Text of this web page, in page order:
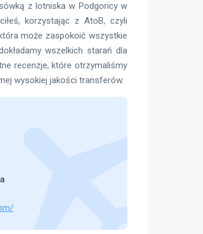
z lotniska w Podgoricy w
korzystając z AtoB, czyli
może zaspokoić wszystkie
wszelkich starań dla
recenzje, które otrzymaliśmy
wysokiej jakości transferów.